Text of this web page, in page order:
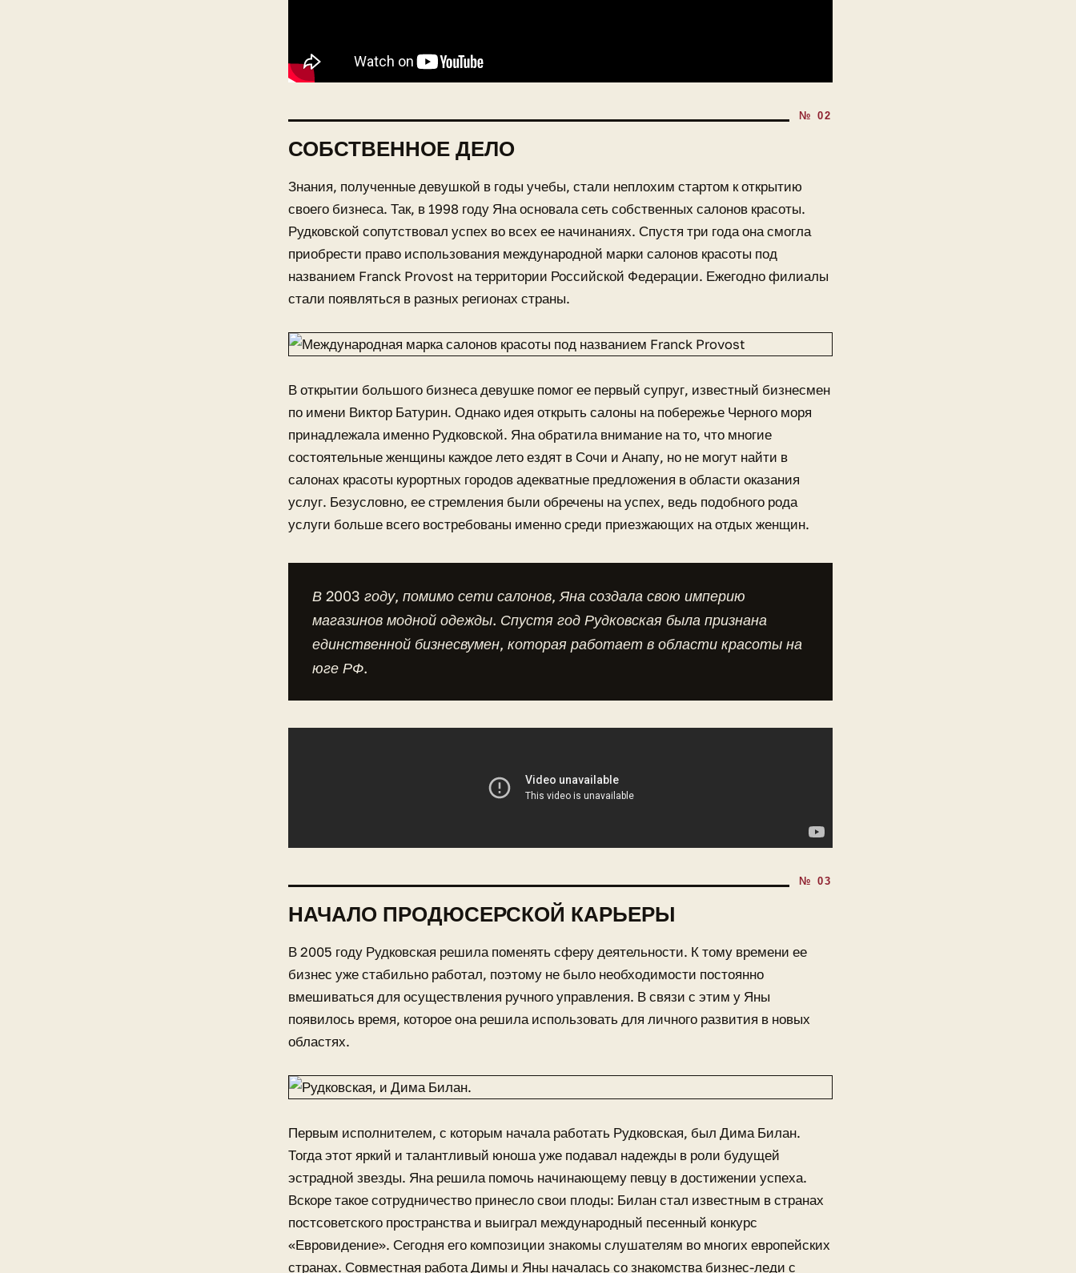
СОБСТВЕННОЕ ДЕЛО
Знания, полученные девушкой в годы учебы, стали неплохим стартом к открытию
своего бизнеса. Так, в 1998 году Яна основала сеть собственных салонов красоты.
Рудковской сопутствовал успех во всех ее начинаниях. Спустя три года она смогла
приобрести право использования международной марки салонов красоты под
названием Franck Provost на территории Российской Федерации. Ежегодно филиалы
стали появляться в разных регионах страны.
В открытии большого бизнеса девушке помог ее первый супруг, известный бизнесмен
по имени Виктор Батурин. Однако идея открыть салоны на побережье Черного моря
принадлежала именно Рудковской. Яна обратила внимание на то, что многие
состоятельные женщины каждое лето ездят в Сочи и Анапу, но не могут найти в
салонах красоты курортных городов адекватные предложения в области оказания
услуг. Безусловно, ее стремления были обречены на успех, ведь подобного рода
услуги больше всего востребованы именно среди приезжающих на отдых женщин.
В 2003 году, помимо сети салонов, Яна создала свою империю
магазинов модной одежды. Спустя год Рудковская была признана
единственной бизнесвумен, которая работает в области красоты на
юге РФ.
НАЧАЛО ПРОДЮСЕРСКОЙ КАРЬЕРЫ
В 2005 году Рудковская решила поменять сферу деятельности. К тому времени ее
бизнес уже стабильно работал, поэтому не было необходимости постоянно
вмешиваться для осуществления ручного управления. В связи с этим у Яны
появилось время, которое она решила использовать для личного развития в новых
областях.
Первым исполнителем, с которым начала работать Рудковская, был Дима Билан.
Тогда этот яркий и талантливый юноша уже подавал надежды в роли будущей
эстрадной звезды. Яна решила помочь начинающему певцу в достижении успеха.
Вскоре такое сотрудничество принесло свои плоды: Билан стал известным в странах
постсоветского пространства и выиграл международный песенный конкурс
«Евровидение». Сегодня его композиции знакомы слушателям во многих европейских
странах. Совместная работа Димы и Яны началась со знакомства бизнес-леди с